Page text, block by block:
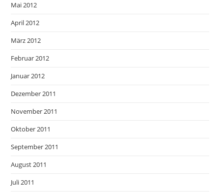
Mai 2012
April 2012
März 2012
Februar 2012
Januar 2012
Dezember 2011
November 2011
Oktober 2011
September 2011
August 2011
Juli 2011